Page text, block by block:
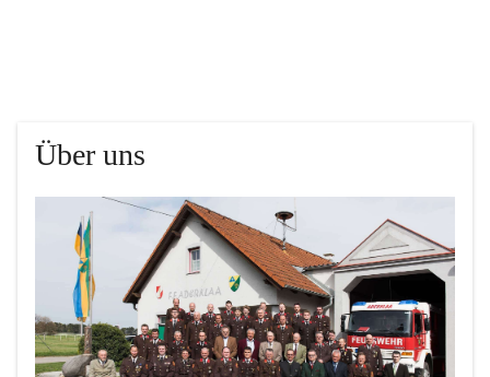
Über uns